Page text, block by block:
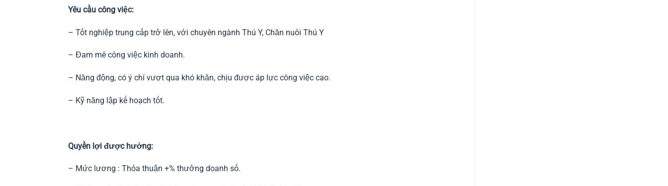
Yêu cầu công việc:
– Tốt nghiệp trung cấp trở lên, với chuyên ngành Thú Y, Chăn nuôi Thú Y
– Đam mê công việc kinh doanh.
– Năng động, có ý chí vượt qua khó khăn, chịu được áp lực công việc cao.
– Kỹ năng lập kế hoạch tốt.
Quyền lợi được hưởng:
– Mức lương : Thỏa thuận +% thưởng doanh số.